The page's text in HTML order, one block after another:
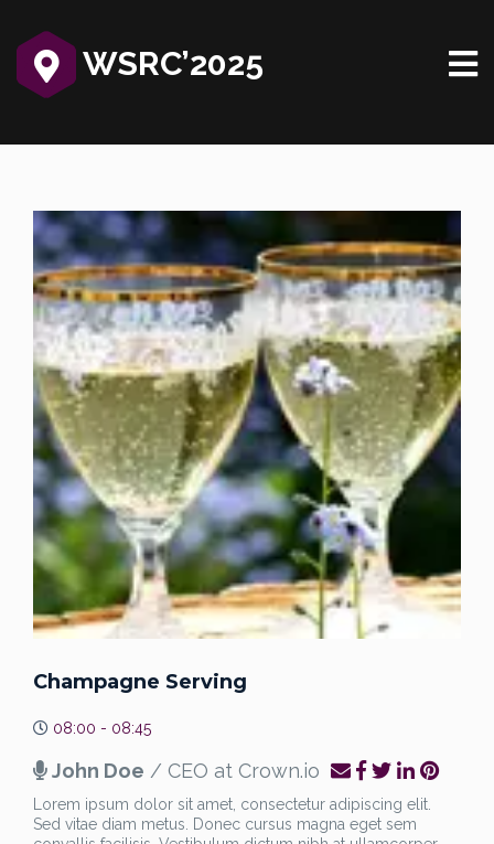
WSRC’2025‎
Champagne Serving
08:00 - 08:45
John Doe / CEO at Crown.io
Lorem ipsum dolor sit amet, consectetur adipiscing elit.
Sed vitae diam metus. Donec cursus magna eget sem